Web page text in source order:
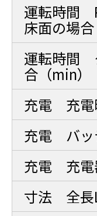
運転時間
床面の場合
運転時間
合（min）
充電 充電
充電 バッ
充電 充電
寸法 全長